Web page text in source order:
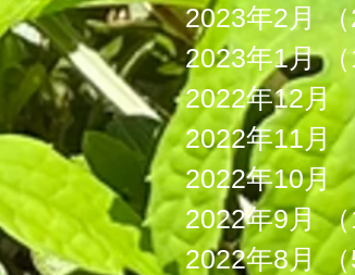
2023年2月
2023年1月 （
2022年12月
2022年11月
2022年10月
2022年9月
2022年8月